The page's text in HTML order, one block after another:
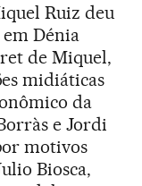
Ruiz deu
em Dénia
de Miquel,
midiáticas
da
e Jordi
motivos
Biosca,